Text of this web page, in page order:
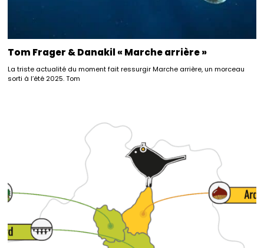
Tom Frager & Danakil « Marche arrière »
La triste actualité du moment fait ressurgir Marche arrière, un morceau
sorti à l’été 2025. Tom